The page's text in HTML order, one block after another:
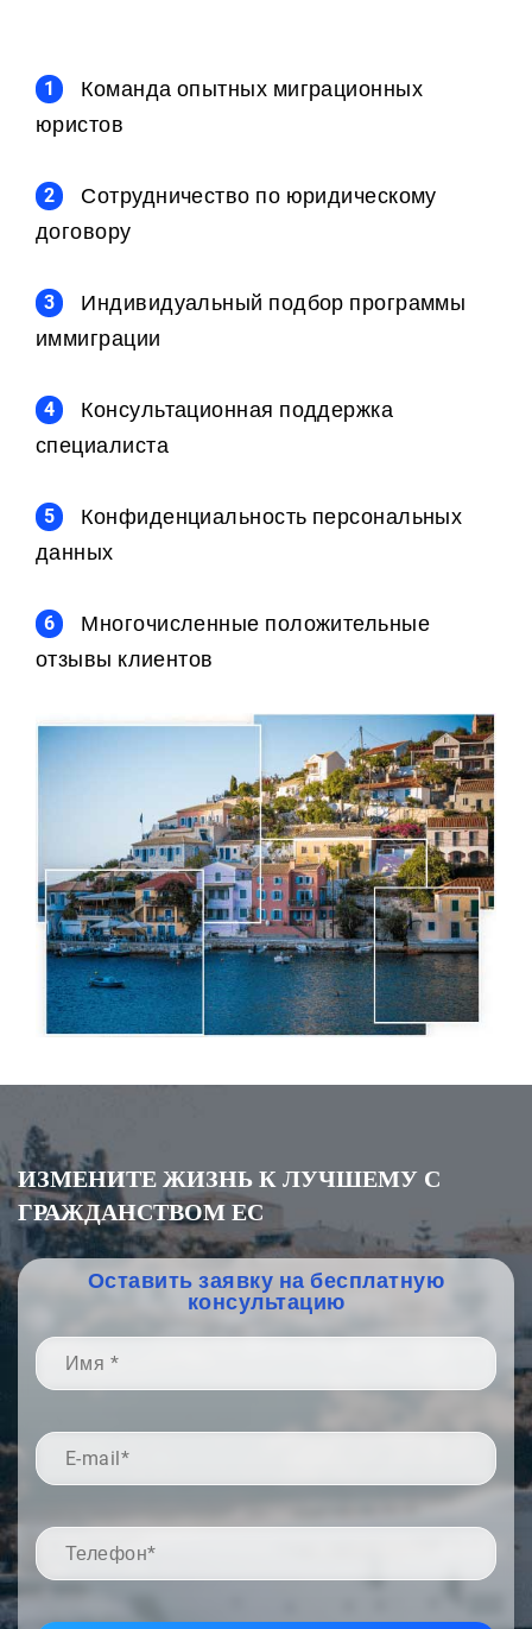
Команда опытных миграционных
юристов
Сотрудничество по юридическому
договору
Индивидуальный подбор программы
иммиграции
Консультационная поддержка
специалиста
Конфиденциальность персональных
данных
Многочисленные положительные
отзывы клиентов
ИЗМЕНИТЕ ЖИЗНЬ К ЛУЧШЕМУ С
ГРАЖДАНСТВОМ ЕС
Оставить заявку на бесплатную
консультацию